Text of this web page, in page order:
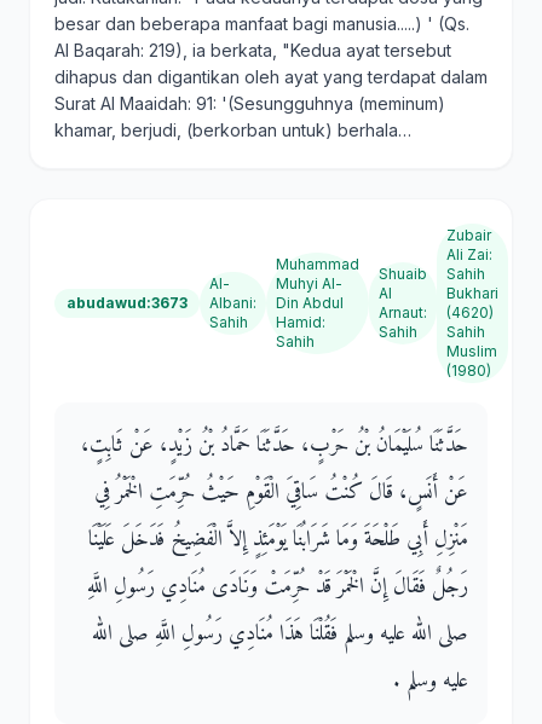
besar dan beberapa manfaat bagi manusia.....) ' (Qs.
Al Baqarah: 219), ia berkata, "Kedua ayat tersebut
dihapus dan digantikan oleh ayat yang terdapat dalam
Surat Al Maaidah: 91: '(Sesungguhnya (meminum)
khamar, berjudi, (berkorban untuk) berhala…
abudawud:3673
Al-
Albani:
Sahih
Muhammad
Muhyi Al-
Din Abdul
Hamid:
Sahih
Shuaib
Al
Arnaut:
Sahih
Zubair
Ali Zai:
Sahih
Bukhari
(4620)
Sahih
Muslim
(1980)
حَدَّثَنَا سُلَيْمَانُ بْنُ حَرْبٍ، حَدَّثَنَا حَمَّادُ بْنُ زَيْدٍ، عَنْ ثَابِتٍ،
عَنْ أَنَسٍ، قَالَ كُنْتُ سَاقِيَ الْقَوْمِ حَيْثُ حُرِّمَتِ الْخَمْرُ فِي
مَنْزِلِ أَبِي طَلْحَةَ وَمَا شَرَابُنَا يَوْمَئِذٍ إِلاَّ الْفَضِيخُ فَدَخَلَ عَلَيْنَا
رَجُلٌ فَقَالَ إِنَّ الْخَمْرَ قَدْ حُرِّمَتْ وَنَادَى مُنَادِي رَسُولِ اللَّهِ
صلى الله عليه وسلم فَقُلْنَا هَذَا مُنَادِي رَسُولِ اللَّهِ صلى الله
عليه وسلم ‏.‏